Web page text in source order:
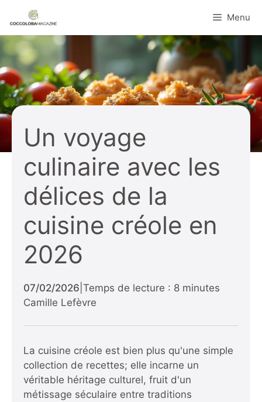
au
contenu
Menu
Un voyage
culinaire avec les
délices de la
cuisine créole en
2026
07/02/2026 Temps de lecture : 8 minutes
Camille Lefèvre
La cuisine créole est bien plus qu'une simple
collection de recettes; elle incarne un
véritable héritage culturel, fruit d'un
métissage séculaire entre traditions